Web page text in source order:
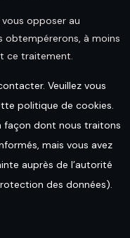
opposer au
obtempérerons, à moins
ce traitement.
Veuillez vous
politique de cookies.
façon dont nous traitons
mais vous avez
auprès de l’autorité
des données).